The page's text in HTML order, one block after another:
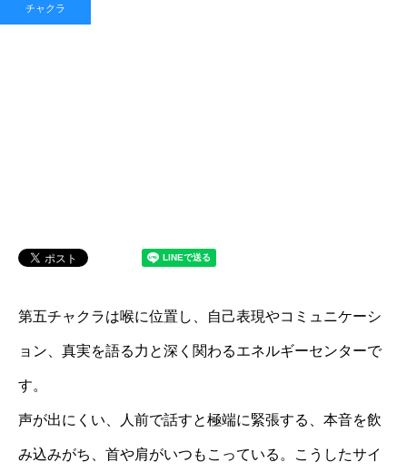
チャクラ
第五チャクラは喉に位置し、自己表現やコミュニケーシ
ョン、真実を語る力と深く関わるエネルギーセンターで
す。
声が出にくい、人前で話すと極端に緊張する、本音を飲
み込みがち、首や肩がいつもこっている。こうしたサイ